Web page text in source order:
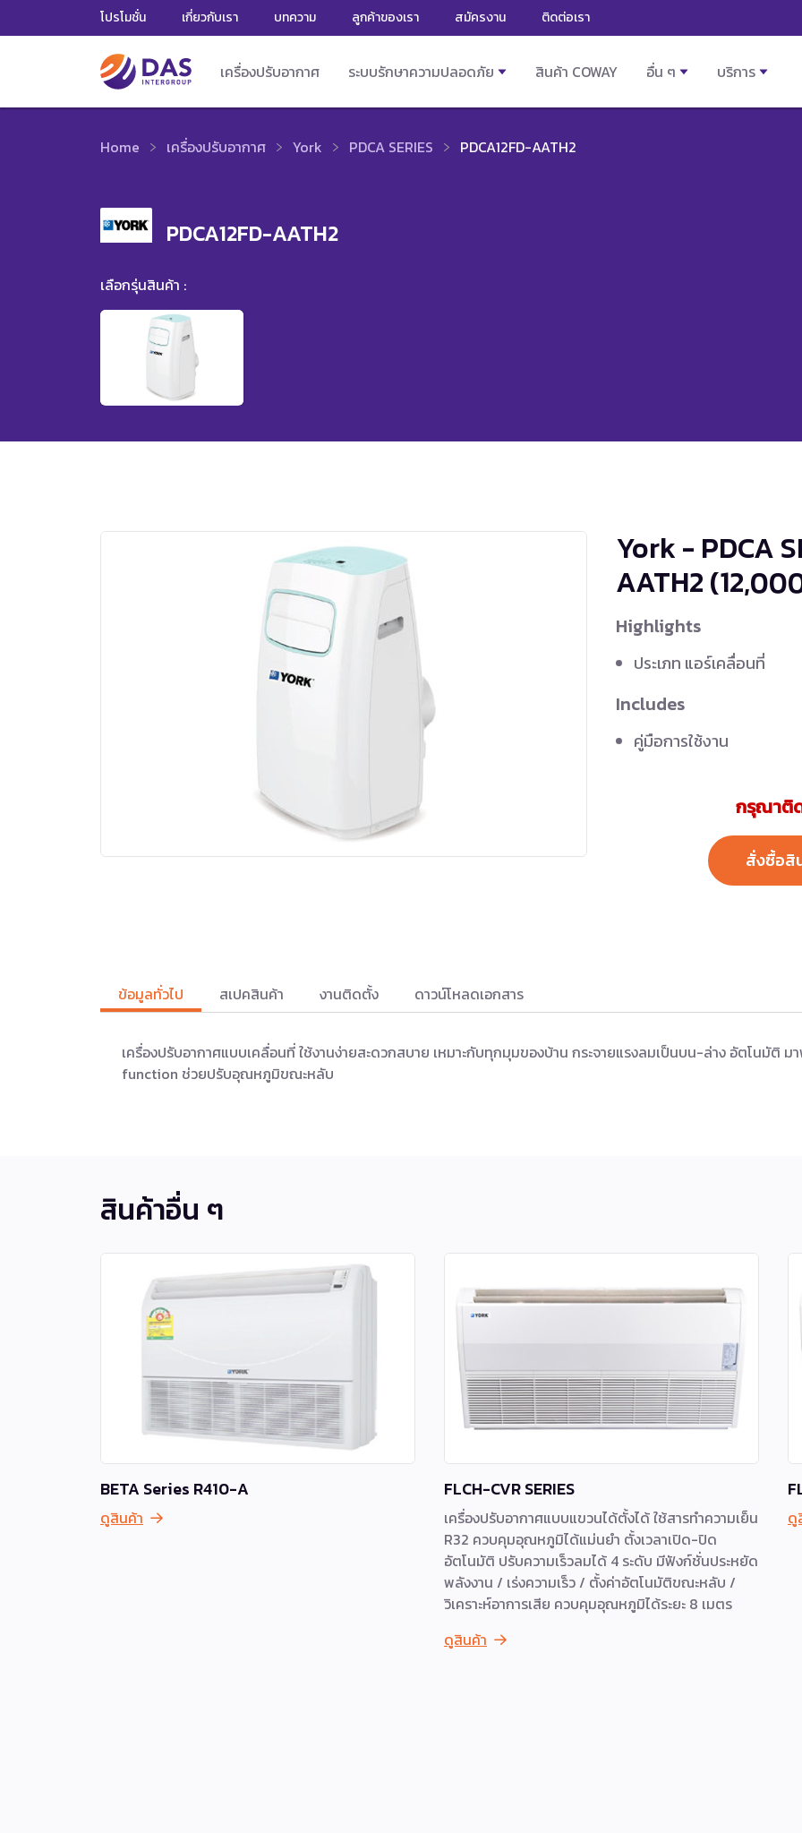
โปรโมชั่น เกี่ยวกับเรา บทความ ลูกค้าของเรา สมัครงาน ติดต่อเรา
เครื่องปรับอากาศ ระบบรักษาความปลอดภัย สินค้า COWAY อื่น ๆ บริการ
Home เครื่องปรับอากาศ York PDCA SERIES PDCA12FD-AATH2
PDCA12FD-AATH2
เลือกรุ่นสินค้า :
York - PDCA
AATH2
Highlights
ประเภท แอร์เคลื่อนที่
Includes
คู่มือการใช้งาน
กรุณาติ
สั่งซื้อสิ
ข้อมูลทั่วไป สเปคสินค้า งานติดตั้ง ดาวน์โหลดเอกสาร
เครื่องปรับอากาศแบบเคลื่อนที่ ใช้งานง่ายสะดวกสบาย เหมาะกับทุกมุมของบ้าน กระจายแรงลมเป็นบน-ล่าง อัตโนมัติ
function ช่วยปรับอุณหภูมิขณะหลับ
สินค้าอื่น ๆ
BETA Series R410-A
ดูสินค้า
FLCH-CVR SERIES
เครื่องปรับอากาศแบบแขวนได้ตั้งได้ ใช้สารทำความเย็น
R32 ควบคุมอุณหภูมิได้แม่นยำ ตั้งเวลาเปิด-ปิด
อัตโนมัติ ปรับความเร็วลมได้ 4 ระดับ มีฟังก์ชั่นประหยัด
พลังงาน / เร่งความเร็ว / ตั้งค่าอัตโนมัติขณะหลับ /
วิเคราะห์อาการเสีย ควบคุมอุณหภูมิได้ระยะ 8 เมตร
ดูสินค้า
ดู